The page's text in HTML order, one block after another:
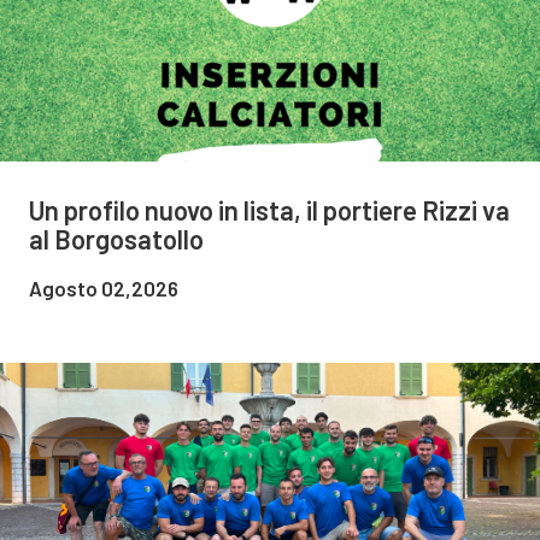
Un profilo nuovo in lista, il portiere Rizzi va
al Borgosatollo
Agosto 02,2026